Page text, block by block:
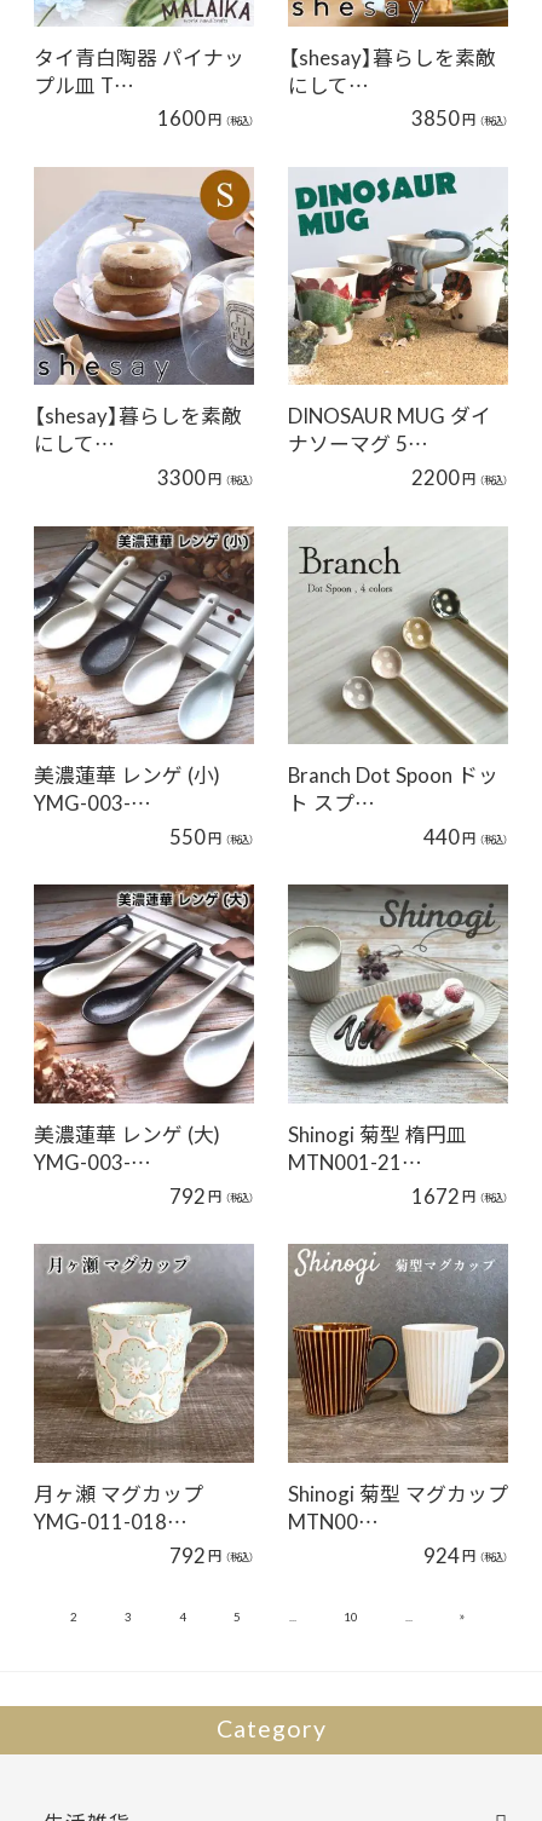
タイ青白陶器 パイナッ
プル皿 T…
1600円 （税込）
【shesay】暮らしを素敵
にして…
3850円 （税込）
【shesay】暮らしを素敵
にして…
3300円 （税込）
DINOSAUR MUG ダイ
ナソーマグ 5…
2200円 （税込）
美濃蓮華 レンゲ (小)
YMG-003-…
550円 （税込）
Branch Dot Spoon ドッ
ト スプ…
440円 （税込）
美濃蓮華 レンゲ (大)
YMG-003-…
792 円 （税込）
Shinogi 菊型 楕円皿
MTN001-21…
1672円 （税込）
月ヶ瀬 マグカップ
YMG-011-018…
792 円 （税込）
Shinogi 菊型 マグカップ
MTN00…
924円 （税込）
2 3 4 5 10 »
Category